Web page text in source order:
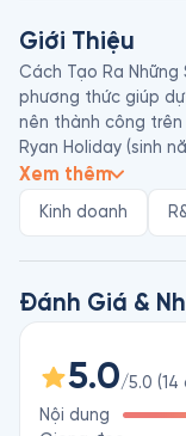
Giới Thiệu
Cách Tạo Ra Những
phương thức giúp
nên thành công
Ryan Holiday (sinh
thông, từng là giám
của podcast The
Xem thêm
Kinh doanh
Đánh Giá &
5.0/5.0 (14
Nội dung